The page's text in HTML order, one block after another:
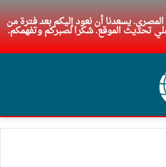
يسعدنا أن نعود إليكم بعد فترة من
تحديث الموقع. شكرا لصبركم وتفهمكم.